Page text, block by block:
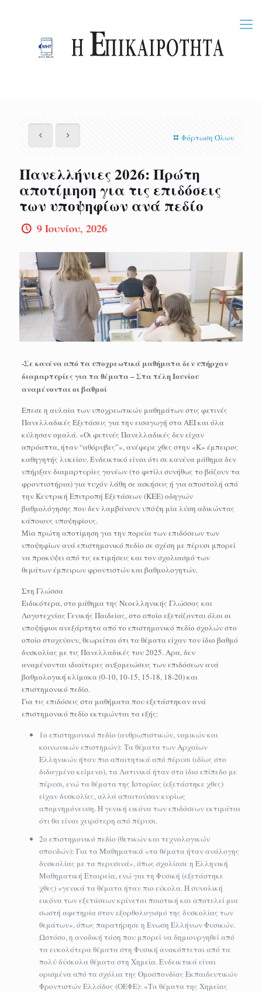
Φόρτωση Όλων
Πανελλήνιες 2026: Πρώτη
αποτίμηση για τις επιδόσεις
των υποψηφίων ανά πεδίο
9 Ιουνίου, 2026
-Σε κανένα από τα υποχρεωτικά μαθήματα δεν υπήρχαν
διαμαρτυρίες για τα θέματα – Στα τέλη Ιουνίου
αναμένονται οι βαθμοί
Επεσε η αυλαία των υποχρεωτικών μαθημάτων στις φετινές
Πανελλαδικές Εξετάσεις για την εισαγωγή στα ΑΕΙ και όλα
κύλησαν ομαλά. «Οι φετινές Πανελλαδικές δεν είχαν
απρόοπτα, ήταν “αθόρυβες”», ανέφερε χθες στην «Κ» έμπειρος
καθηγητής λυκείου. Ενδεικτικό είναι ότι σε κανένα μάθημα δεν
υπήρξαν διαμαρτυρίες γονέων (το φιτίλι συνήθως το βάζουν τα
φροντιστήρια) για τυχόν λάθη σε ασκήσεις ή για αποστολή από
την Κεντρική Επιτροπή Εξετάσεων (ΚΕΕ) οδηγιών
βαθμολόγησης που δεν λαμβάνουν υπόψη μία λύση αδικώντας
κάποιους υποψηφίους.
Μία πρώτη αποτίμηση για την πορεία των επιδόσεων των
υποψηφίων ανά επιστημονικό πεδίο σε σχέση με πέρυσι μπορεί
να προκύψει από τις εκτιμήσεις και τον σχολιασμό των
θεμάτων έμπειρων φροντιστών και βαθμολογητών.
Στη Γλώσσα
Ειδικότερα, στο μάθημα της Νεοελληνικής Γλώσσας και
Λογοτεχνίας Γενικής Παιδείας, στο οποίο εξετάζονται όλοι οι
υποψήφιοι ανεξάρτητα από το επιστημονικό πεδίο σχολών στο
οποίο στοχεύουν, θεωρείται ότι τα θέματα είχαν τον ίδιο βαθμό
δυσκολίας με τις Πανελλαδικές του 2025. Αρα, δεν
αναμένονται ιδιαίτερες αυξομειώσεις των επιδόσεων ανά
βαθμολογική κλίμακα (0-10, 10-15, 15-18, 18-20) και
επιστημονικό πεδίο.
Για τις επιδόσεις στα μαθήματα που εξετάστηκαν ανά
επιστημονικό πεδίο εκτιμώνται τα εξής:
1ο επιστημονικό πεδίο (ανθρωπιστικών, νομικών και
κοινωνικών επιστημών): Τα θέματα των Αρχαίων
Ελληνικών ήταν πιο απαιτητικά από πέρυσι (ιδίως στο
διδαγμένο κείμενο), τα Λατινικά ήταν στο ίδιο επίπεδο με
πέρυσι, ενώ τα θέματα της Ιστορίας (εξετάστηκε χθες)
είχαν δυσκολίες, αλλά απαιτούσαν κυρίως
απομνημόνευση. Η γενική εικόνα των επιδόσεων εκτιμάται
ότι θα είναι χειρότερη από πέρυσι.
2ο επιστημονικό πεδίο (θετικών και τεχνολογικών
σπουδών): Για τα Μαθηματικά «τα θέματα ήταν ανάλογης
δυσκολίας με τα περυσινά», όπως σχολίασε η Ελληνική
Μαθηματική Εταιρεία, ενώ για τη Φυσική (εξετάστηκε
χθες) «γενικά τα θέματα ήταν πιο εύκολα. Η συνολική
εικόνα των εξετάσεων κρίνεται ποιοτική και αποτελεί μια
σωστή αφετηρία στον εξορθολογισμό της δυσκολίας των
θεμάτων», όπως παρατήρησε η Ενωση Ελλήνων Φυσικών.
Ωστόσο, η ανοδική τάση που μπορεί να δημιουργηθεί από
τα ευκολότερα θέματα στη Φυσική ανακόπτεται από τα
πολύ δύσκολα θέματα στη Χημεία. Ενδεικτικά είναι
ορισμένα από τα σχόλια της Ομοσπονδίας Εκπαιδευτικών
Φροντιστών Ελλάδος (ΟΕΦΕ): «Τα θέματα της Χημείας